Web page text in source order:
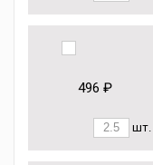
496 ₽
шт.